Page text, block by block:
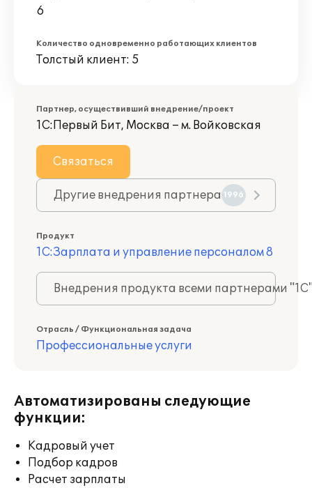
6
Количество одновременно работающих клиентов
Толстый клиент: 5
Партнер, осуществивший внедрение/проект
1С:Первый Бит, Москва – м. Войковская
Связаться
Другие внедрения партнера 1996
Продукт
1С:Зарплата и управление персоналом 8
Внедрения продукта всеми партнерами
Отрасль / Функциональная задача
Профессиональные услуги
Автоматизированы следующие
функции:
Кадровый учет
Подбор кадров
Расчет зарплаты